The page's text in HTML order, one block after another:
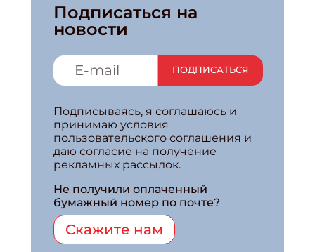
Подписаться на
новости
ПОДПИСАТЬСЯ
Подписываясь, я соглашаюсь и
принимаю условия
пользовательского соглашения и
даю согласие на получение
рекламных рассылок.
Не получили оплаченный
бумажный номер по почте?
Скажите нам